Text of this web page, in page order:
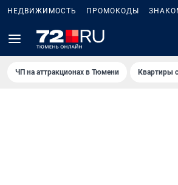
НЕДВИЖИМОСТЬ ПРОМОКОДЫ
ЧП на аттракционах в Тюмени Квартиры